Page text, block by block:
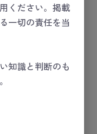
ください。掲載
一切の責任を当
知識と判断のも